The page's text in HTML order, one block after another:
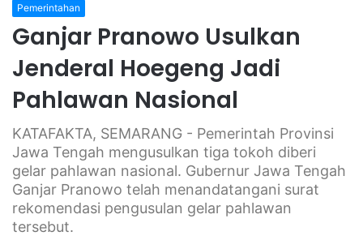
Pemerintahan
Ganjar Pranowo Usulkan
Jenderal Hoegeng Jadi
Pahlawan Nasional
KATAFAKTA, SEMARANG - Pemerintah Provinsi
Jawa Tengah mengusulkan tiga tokoh diberi
gelar pahlawan nasional. Gubernur Jawa Tengah
Ganjar Pranowo telah menandatangani surat
rekomendasi pengusulan gelar pahlawan
tersebut.